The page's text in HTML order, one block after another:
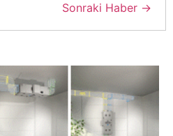
Sonraki Haber →